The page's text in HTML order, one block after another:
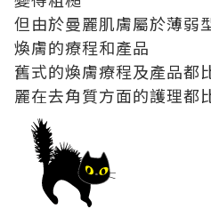
但由於曼麗肌膚屬於薄弱
煥膚的療程和產品
舊式的煥膚療程及產品都
麗在去角質方面的護理都